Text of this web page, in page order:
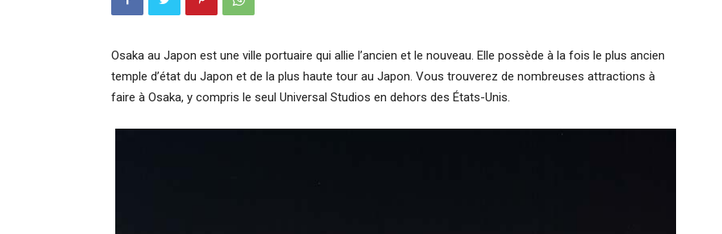
Osaka au Japon est une ville portuaire qui allie l’ancien et le nouveau. Elle possède à la fois le plus ancien
temple d’état du Japon et de la plus haute tour au Japon. Vous trouverez de nombreuses attractions à
faire à Osaka, y compris le seul Universal Studios en dehors des États-Unis.